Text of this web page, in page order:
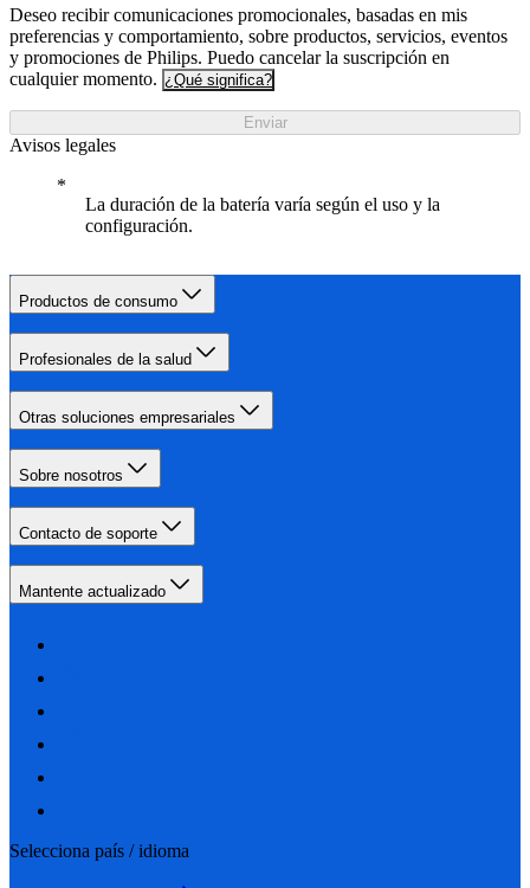
Deseo recibir comunicaciones promocionales, basadas en mis
preferencias y comportamiento, sobre productos, servicios, eventos
y promociones de Philips. Puedo cancelar la suscripción en
cualquier momento. ¿Qué significa?
Enviar
Avisos legales
La duración de la batería varía según el uso y la
configuración.
Productos de consumo
Profesionales de la salud
Otras soluciones empresariales
Sobre nosotros
Contacto de soporte
Mantente actualizado
Selecciona país / idioma